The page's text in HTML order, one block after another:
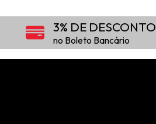
3% DE DESCONTO
no Boleto Bancário